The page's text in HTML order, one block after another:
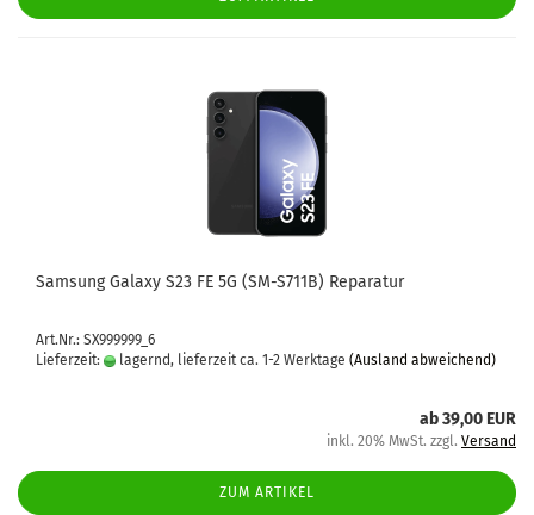
Sam­sung Ga­la­xy S23 FE 5G (SM-​S711B) Re­pa­ra­tur
Art.Nr.: SX999999_6
Lieferzeit:
lagernd, lieferzeit ca. 1-2 Werktage (Ausland abweichend)
ab 39,00 EUR
inkl. 20% MwSt. zzgl. Versand
ZUM ARTIKEL